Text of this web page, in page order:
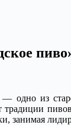
— одно из
традиции
занимая